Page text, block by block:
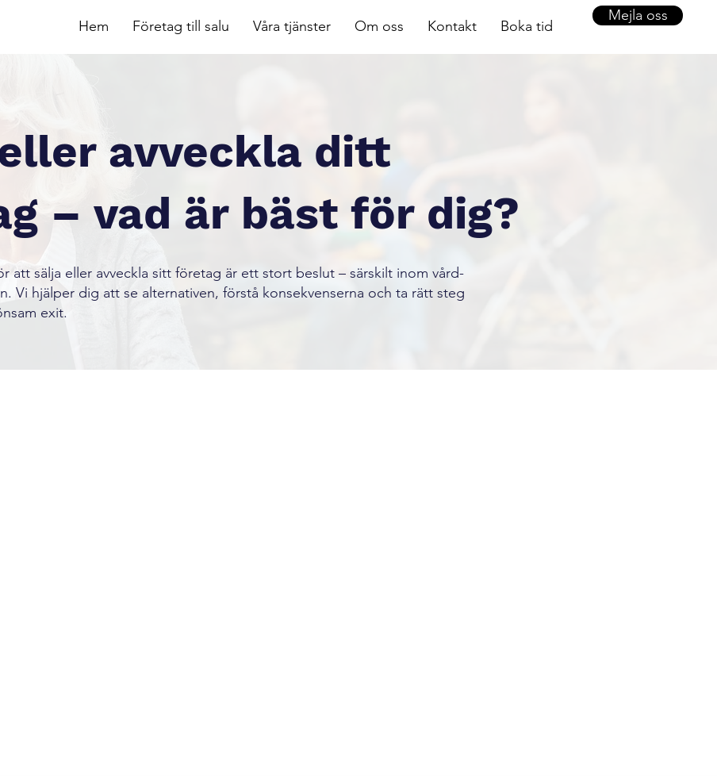
Mejla oss
Hem Företag till salu Våra tjänster Om oss Kontakt Boka tid
avveckla ditt
– vad är bäst för dig?
att sälja eller avveckla sitt företag är ett stort beslut – särskilt inom vård-
Vi hjälper dig att se alternativen, förstå konsekvenserna och ta rätt steg
exit.